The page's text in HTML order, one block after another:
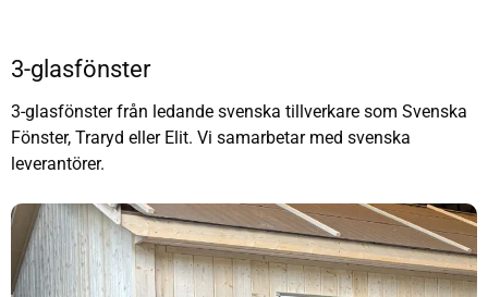
3-glasfönster
3-glasfönster från ledande svenska tillverkare som Svenska
Fönster, Traryd eller Elit. Vi samarbetar med svenska
leverantörer.